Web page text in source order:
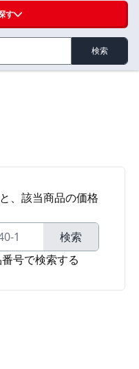
周辺機器
ャッチ・錠前装置・周
・スライドレール・モ
す
検索
、該当商品の価格
検索
号で検索する